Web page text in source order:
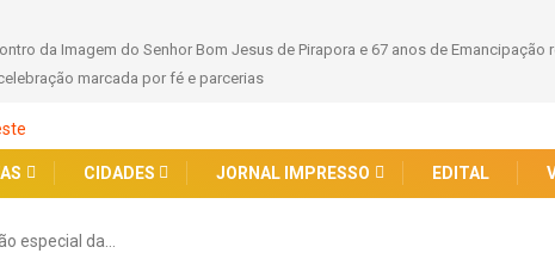
da Imagem do Senhor Bom Jesus de Pirapora e 67 anos de Emancipação
marcada por fé e parcerias
CIDADES JORNAL IMPRESSO EDITAL
especial da…